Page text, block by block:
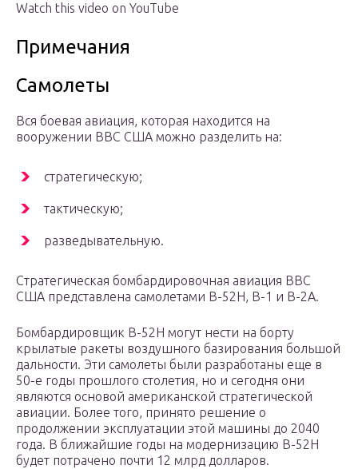
Watch this video on YouTube
Примечания
Самолеты
Вся боевая авиация, которая находится на
вооружении ВВС США можно разделить на:
стратегическую;
тактическую;
разведывательную.
Стратегическая бомбардировочная авиация ВВС
США представлена самолетами В-52Н, В-1 и В-2А.
Бомбардировщик В-52Н могут нести на борту
крылатые ракеты воздушного базирования большой
дальности. Эти самолеты были разработаны еще в
50-е годы прошлого столетия, но и сегодня они
являются основой американской стратегической
авиации. Более того, принято решение о
продолжении эксплуатации этой машины до 2040
года. В ближайшие годы на модернизацию В-52Н
будет потрачено почти 12 млрд долларов.